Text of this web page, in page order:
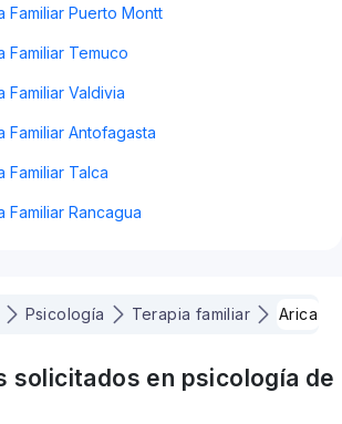
Familiar Puerto Montt
Familiar Temuco
Valdivia
Familiar Antofagasta
Familiar Talca
Rancagua
Psicología Terapia familiar Arica
solicitados en psicología de